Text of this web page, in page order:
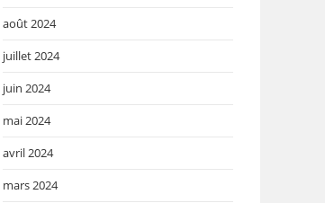
août 2024
juillet 2024
juin 2024
mai 2024
avril 2024
mars 2024